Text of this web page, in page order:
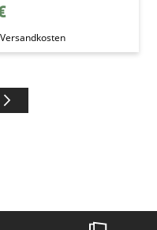
Versandkosten
die Seite